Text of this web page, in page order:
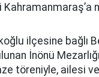
ilçesine bağlı
İnönü
töreniyle, ailesi